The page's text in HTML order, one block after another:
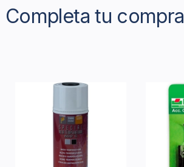
Completa tu compra